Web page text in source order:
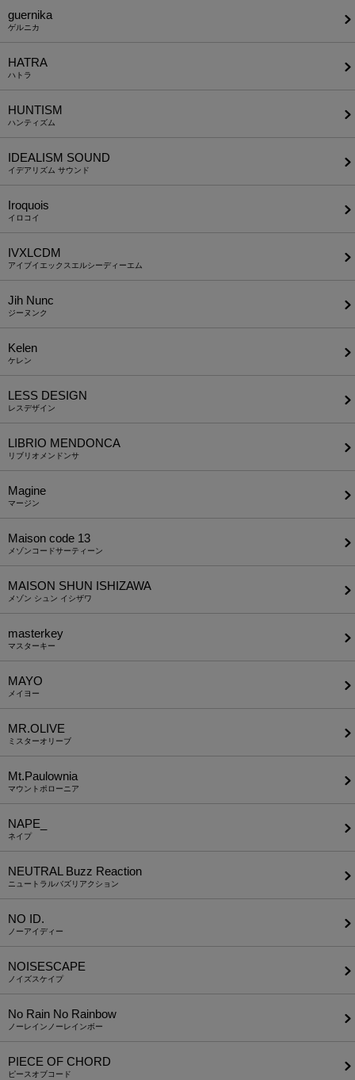
guernika
ゲルニカ
HATRA
ハトラ
HUNTISM
ハンティズム
IDEALISM SOUND
イデアリズム サウンド
Iroquois
イロコイ
IVXLCDM
アイブイエックスエルシーディーエム
Jih Nunc
ジーヌンク
Kelen
ケレン
LESS DESIGN
レスデザイン
LIBRIO MENDONCA
リブリオメンドンサ
Magine
マージン
Maison code 13
メゾンコードサーティーン
MAISON SHUN ISHIZAWA
メゾン シュン イシザワ
masterkey
マスターキー
MAYO
メイヨー
MR.OLIVE
ミスターオリーブ
Mt.Paulownia
マウントポローニア
NAPE_
ネイプ
NEUTRAL Buzz Reaction
ニュートラルバズリアクション
NO ID.
ノーアイディー
NOISESCAPE
ノイズスケイプ
No Rain No Rainbow
ノーレインノーレインボー
PIECE OF CHORD
ピースオブコード